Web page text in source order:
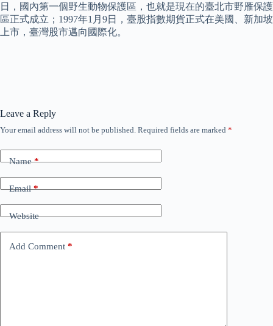
日，國內第一個野生動物保護區，也就是現在的臺北市野雁保護
區正式成立；1997年1月9日，臺股指數期貨正式在美國、新加坡
上市，臺灣股市邁向國際化。
Leave a Reply
Your email address will not be published. Required fields are marked *
Name*
Email*
Website
Add Comment *